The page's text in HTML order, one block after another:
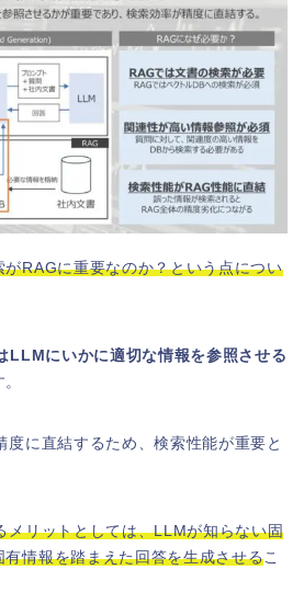
がRAGに重要なのか？という点につい
LLMにいかに適切な情報を参照させる
度に直結するため、検索性能が重要と
メリットとしては、LLMが知らない固
情報を踏まえた回答を生成させるこ